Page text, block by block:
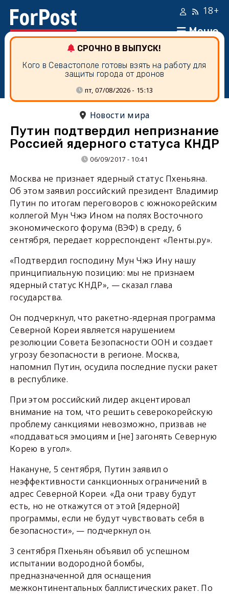
Меню
18+
СРОЧНО В ВЫПУСК!
Кого в Севастополе готовы взять на работу для
защиты города от дронов
пт, 07/08/2026 - 15:13
Новости мира
Путин подтвердил непризнание
Россией ядерного статуса КНДР
06/09/2017 - 10:41
Москва не признает ядерный статус Пхеньяна.
Об этом заявил российский президент Владимир
Путин по итогам переговоров с южнокорейским
коллегой Мун Чжэ Ином на полях Восточного
экономического форума (ВЭФ) в среду, 6
сентября, передает корреспондент «Ленты.ру».
«Подтвердил господину Мун Чжэ Ину нашу
принципиальную позицию: мы не признаем
ядерный статус КНДР», — сказал глава
государства.
Он подчеркнул, что ракетно-ядерная программа
Северной Кореи является нарушением
резолюции Совета Безопасности ООН и создает
угрозу безопасности в регионе. Москва,
напомнил Путин, осудила последние пуски ракет
в республике.
При этом российский лидер акцентировал
внимание на том, что решить северокорейскую
проблему санкциями невозможно, призвав не
«поддаваться эмоциям и [не] загонять Северную
Корею в угол».
Накануне, 5 сентября, Путин заявил о
неэффективности санкционных ограничений в
адрес Северной Кореи. «Да они траву будут
есть, но не откажутся от этой [ядерной]
программы, если не будут чувствовать себя в
безопасности», — подчеркнул он.
3 сентября Пхеньян объявил об успешном
испытании водородной бомбы,
предназначенной для оснащения
межконтинентальных баллистических ракет. По